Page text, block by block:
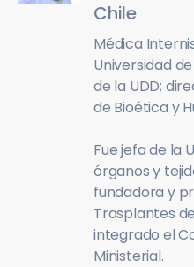
Chile
Médica
Universidad
de la UDD;
de Bioética y
Fue jefa de la
órganos y
fundadora y
Trasplantes
integrado el
Ministerial.